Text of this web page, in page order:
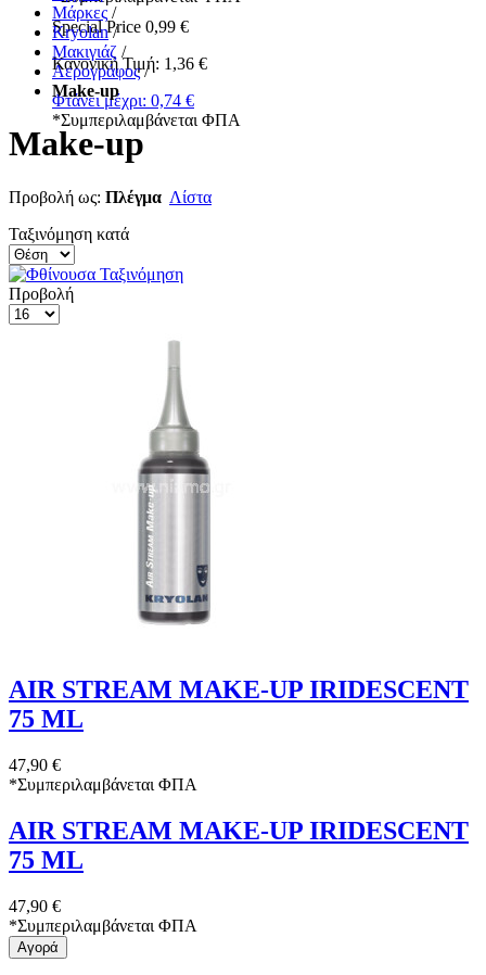
Special Price 0,99 €
Κανονική Τιμή: 1,36 €
Φτάνει μέχρι: 0,74 €
*Συμπεριλαμβάνεται ΦΠΑ
Μάρκες /
Kryolan /
Μακιγιάζ /
Αερογράφος /
Make-up
Make-up
Προβολή ως: Πλέγμα Λίστα
Ταξινόμηση κατά
Προβολή
AIR STREAM MAKE-UP IRIDESCENT
75 ML
47,90 €
*Συμπεριλαμβάνεται ΦΠΑ
AIR STREAM MAKE-UP IRIDESCENT
75 ML
47,90 €
*Συμπεριλαμβάνεται ΦΠΑ
Αγορά